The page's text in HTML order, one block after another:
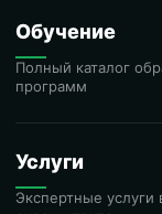
Обучение
Полный каталог
программ
Услуги
Экспертные услуги